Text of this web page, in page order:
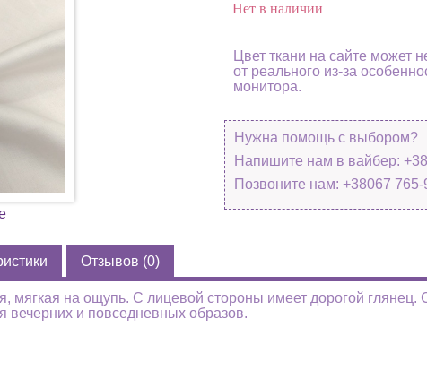
Нет в наличии
Цвет ткани на сайте может
от реального из-за
монитора.
Нужна помощь с выбором?
Напишите нам в вайбер:
Позвоните нам: +38067
Отзывов (0)
мягкая на ощупь. С лицевой стороны имеет дорогой
вечерних и повседневных образов.